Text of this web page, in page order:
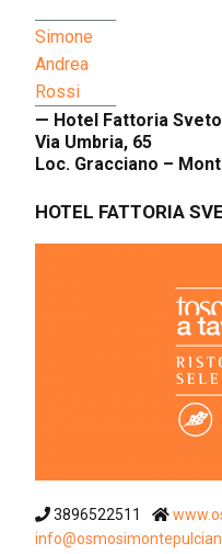
Simone
Andrea
Rossi
— Hotel Fattoria
Via Umbria, 65
Loc. Gracciano –
HOTEL FATTORIA
3896522511